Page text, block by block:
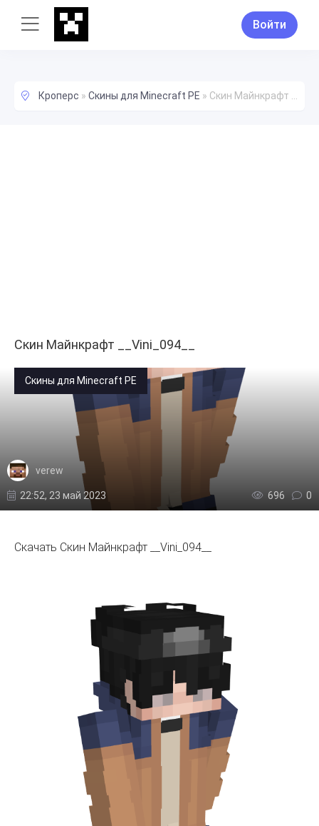
Войти
Кроперс » Скины для Minecraft PE » Скин Майнкрафт __Vini_094__
Скин Майнкрафт __Vini_094__
Скины для Minecraft PE
verew
22:52, 23 май 2023 696 0
Скачать Скин Майнкрафт __Vini_094__